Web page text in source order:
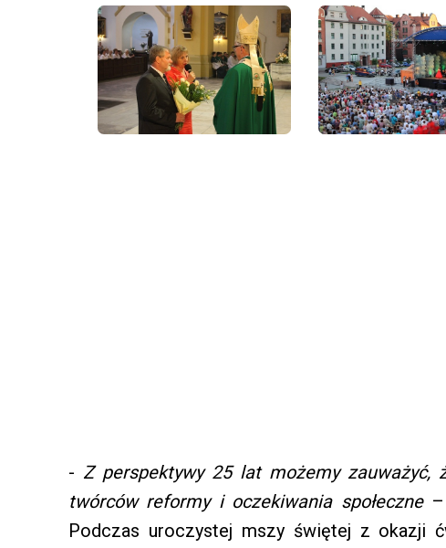
- Z perspektywy 25 lat możemy zauważyć,
twórców reformy i oczekiwania społeczne–
Podczas uroczystej mszy świętej z okazji